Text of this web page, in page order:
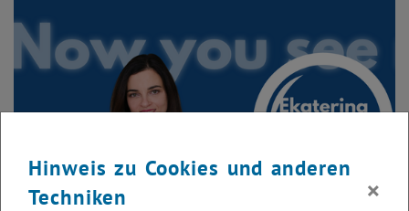
Hinweis zu Cookies und anderen
Techniken
×